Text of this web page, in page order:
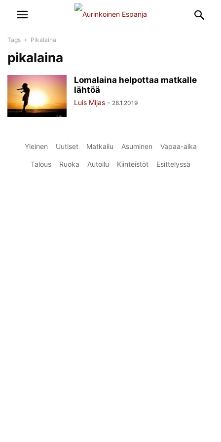
Tags Pikalaina
pikalaina
Lomalaina helpottaa matkalle
lähtöä
Luis Mijas - 28.1.2019
Yleinen Uutiset Matkailu Asuminen Vapaa-aika
Talous Ruoka Autoilu Kiinteistöt Esittelyssä